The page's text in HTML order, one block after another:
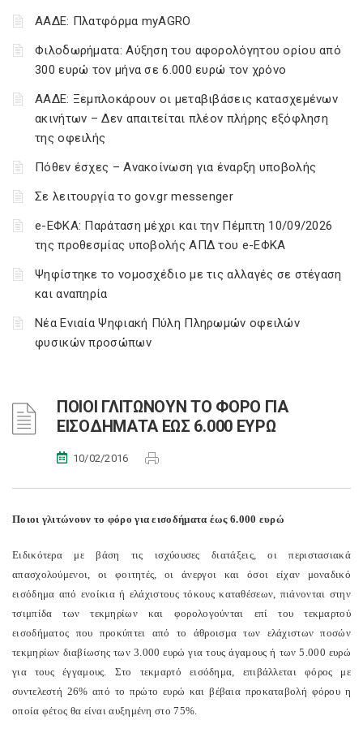
ΑΑΔΕ: Πλατφόρμα myAGRO
Φιλοδωρήματα: Αύξηση του αφορολόγητου ορίου από
300 ευρώ τον μήνα σε 6.000 ευρώ τον χρόνο
ΑΑΔΕ: Ξεμπλοκάρουν οι μεταβιβάσεις κατασχεμένων
ακινήτων – Δεν απαιτείται πλέον πλήρης εξόφληση
της οφειλής
Πόθεν έσχες – Ανακοίνωση για έναρξη υποβολής
Σε λειτουργία το gov.gr messenger
e-ΕΦΚΑ: Παράταση μέχρι και την Πέμπτη 10/09/2026
της προθεσμίας υποβολής ΑΠΔ του e-ΕΦΚΑ
Ψηφίστηκε το νομοσχέδιο με τις αλλαγές σε στέγαση
και αναπηρία
Νέα Ενιαία Ψηφιακή Πύλη Πληρωμών οφειλών
φυσικών προσώπων
ΠΟΙΟΙ ΓΛΙΤΩΝΟΥΝ ΤΟ ΦΟΡΟ ΓΙΑ
ΕΙΣΟΔΗΜΑΤΑ ΕΩΣ 6.000 ΕΥΡΩ
10/02/2016
Ποιοι γλιτώνουν το φόρο για εισοδήματα έως 6.000 ευρώ
Ειδικότερα με βάση τις ισχύουσες διατάξεις, οι περιστασιακά
απασχολούμενοι, οι φοιτητές, οι άνεργοι και όσοι είχαν μοναδικό
εισόδημα από ενοίκια ή ελάχιστους τόκους καταθέσεων, πιάνονται στην
τσιμπίδα των τεκμηρίων και φορολογούνται επί του τεκμαρτού
εισοδήματος που προκύπτει από το άθροισμα των ελάχιστων ποσών
τεκμηρίων διαβίωσης των 3.000 ευρώ για τους άγαμους ή των 5.000 ευρώ
για τους έγγαμους. Στο τεκμαρτό εισόδημα, επιβάλλεται φόρος με
συντελεστή 26% από το πρώτο ευρώ και βέβαια προκαταβολή φόρου η
οποία φέτος θα είναι αυξημένη στο 75%.